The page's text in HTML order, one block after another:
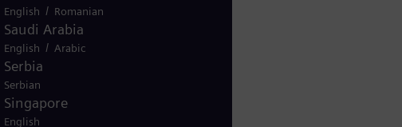
English / Romanian
Saudi Arabia
English / Arabic
Serbia
Serbian
Singapore
English